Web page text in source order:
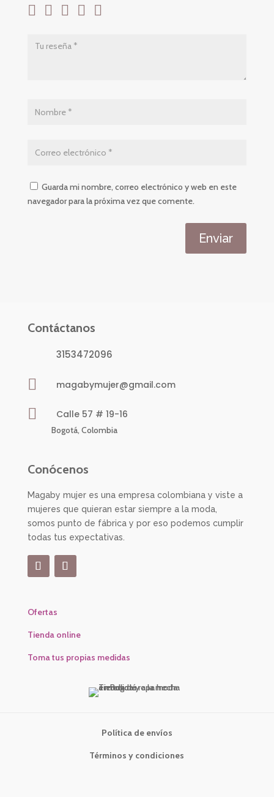
Guarda mi nombre, correo electrónico y web en este
navegador para la próxima vez que comente.
Enviar
Contáctanos
3153472096
 magabymujer@gmail.com
 Calle 57 # 19-16
Bogotá, Colombia
Conócenos
Magaby mujer es una empresa colombiana y viste a
mujeres que quieran estar siempre a la moda,
somos punto de fábrica y por eso podemos cumplir
todas tus expectativas.
Ofertas
Tienda online
Toma tus propias medidas
Política de envíos
Términos y condiciones